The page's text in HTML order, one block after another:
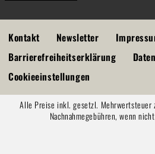
Kontakt Newsletter
Barrierefreiheitserklärung
Cookieeinstellungen
Alle Preise inkl. gesetzl.
Nachnahmegebühren, wenn